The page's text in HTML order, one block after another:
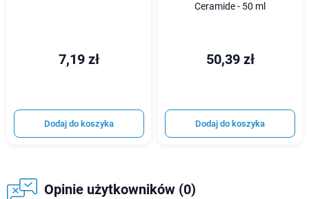
7,19 zł
Dodaj do koszyka
Ceramide - 50 ml
50,39 zł
Dodaj do koszyka
Opinie użytkowników (0)